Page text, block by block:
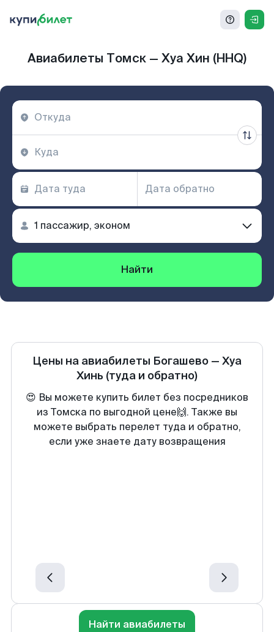
Авиабилеты Томск — Хуа Хин (HHQ)
Найти
Цены на авиабилеты Богашево — Хуа
Хинь (туда и обратно)
😍 Вы можете купить билет без посредников
из Томска по выгодной цене🙌. Также вы
можете выбрать перелет туда и обратно,
если уже знаете дату возвращения
Найти авиабилеты